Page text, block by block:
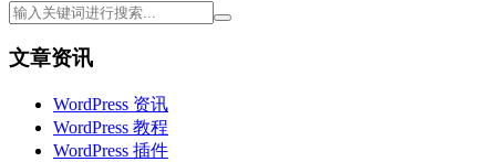
文章资讯
WordPress 资讯
WordPress 教程
WordPress 插件